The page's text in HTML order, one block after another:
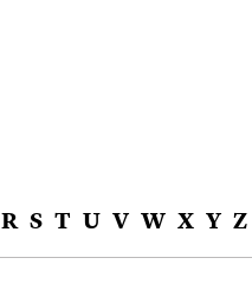
R S T U V W X Y Z